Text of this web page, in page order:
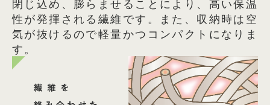
閉じ込め、膨らませることにより、高い保温
性が発揮される繊維です。また、収納時は空
気が抜けるので軽量かつコンパクトになりま
す。